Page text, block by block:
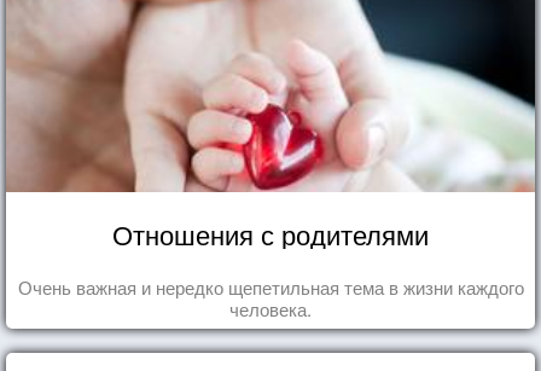
Отношения с родителями
Очень важная и нередко щепетильная тема в жизни каждого
человека.